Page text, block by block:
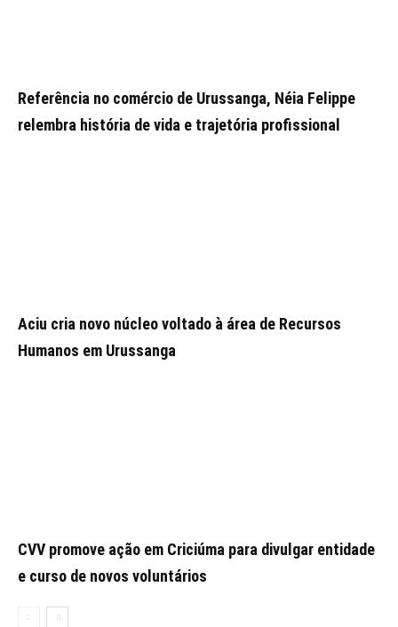
Referência no comércio de Urussanga, Néia Felippe
relembra história de vida e trajetória profissional
Aciu cria novo núcleo voltado à área de Recursos
Humanos em Urussanga
CVV promove ação em Criciúma para divulgar entidade
e curso de novos voluntários